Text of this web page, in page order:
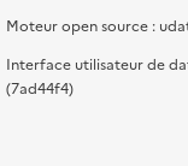
Moteur open source :
Interface utilisateur de
(7ad44f4)